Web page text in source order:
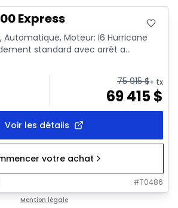
Express
Moteur: I6 Hurricane
standard avec arrêt a...
75 915$+ tx
69 415$
Voir les détails
votre achat
#T0486
Mention légale